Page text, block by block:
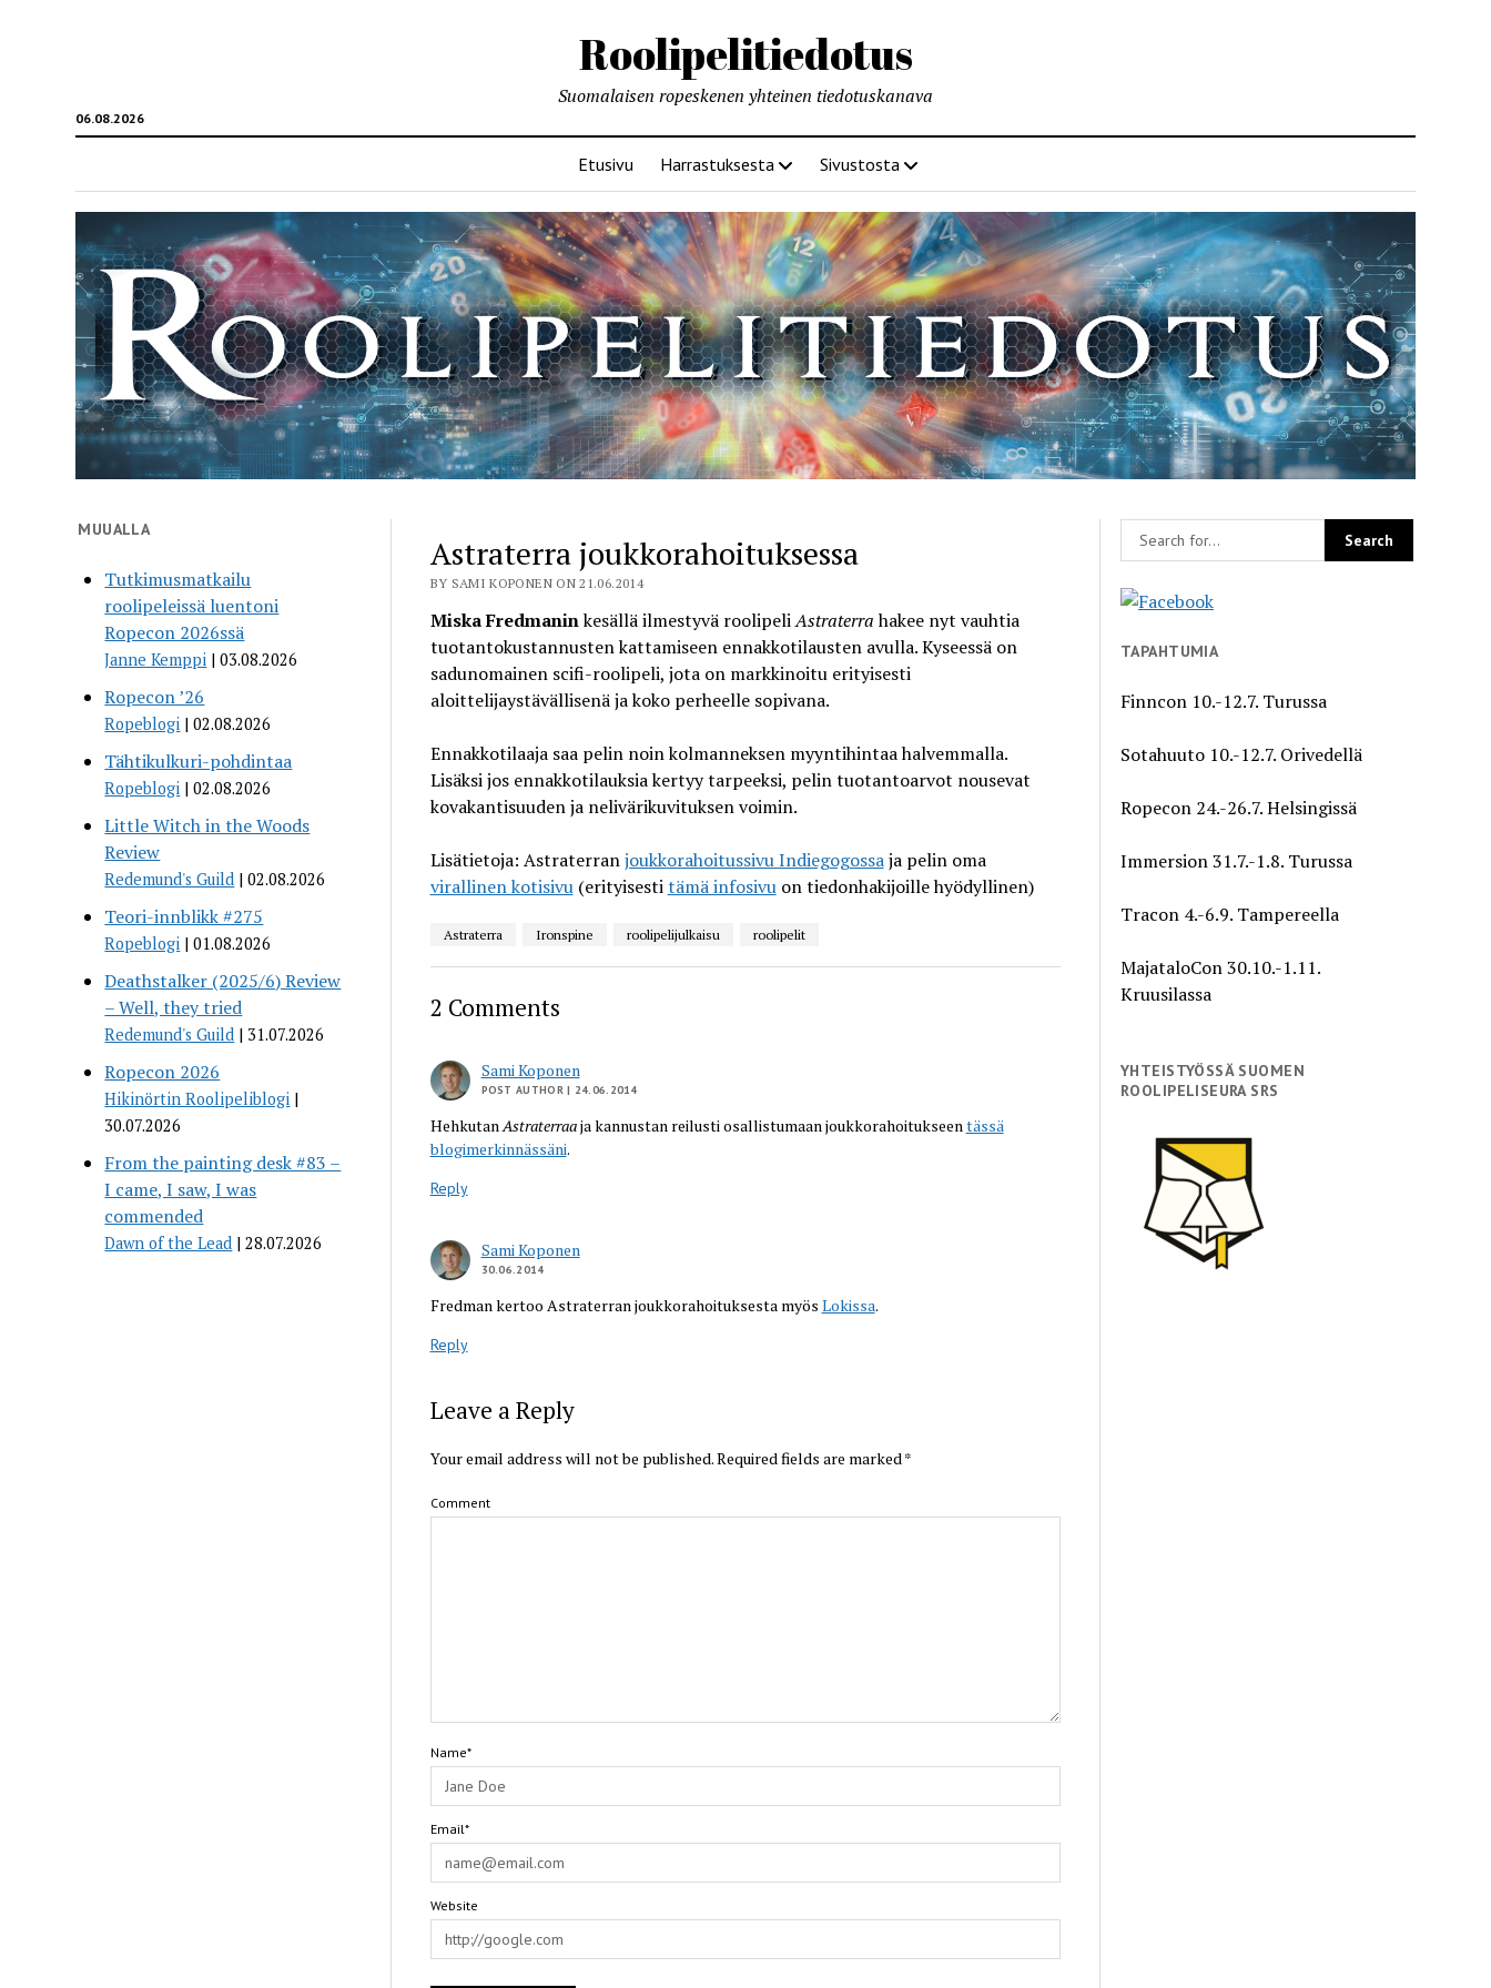
Roolipelitiedotus
06.08.2026
Suomalaisen ropeskenen yhteinen tiedotuskanava
Etusivu Harrastuksesta Sivustosta
MUUALLA
Tutkimusmatkailu
roolipeleissä luentoni
Ropecon 2026ssä
Janne Kemppi 03.08.2026
Ropecon ’26
Ropeblogi 02.08.2026
Tähtikulkuri-pohdintaa
Ropeblogi 02.08.2026
Little Witch in the Woods
Review
Redemund's Guild 02.08.2026
Teori-innblikk #275
Ropeblogi 01.08.2026
Deathstalker (2025/6) Review
– Well, they tried
Redemund's Guild 31.07.2026
Ropecon 2026
Hikinörtin Roolipeliblogi
30.07.2026
From the painting desk #83 –
I came, I saw, I was
commended
Dawn of the Lead 28.07.2026
Astraterra joukkorahoituksessa
BY SAMI KOPONEN ON 21.06.2014
Miska Fredmaninkesällä ilmestyvä roolipeliAstraterrahakee nyt vauhtia
tuotantokustannusten kattamiseen ennakkotilausten avulla. Kyseessä on
sadunomainen scifi-roolipeli, jota on markkinoitu erityisesti
aloittelijaystävällisenä ja koko perheelle sopivana.
Ennakkotilaaja saa pelin noin kolmanneksen myyntihintaa halvemmalla.
Lisäksi jos ennakkotilauksia kertyy tarpeeksi, pelin tuotantoarvot nousevat
kovakantisuuden ja nelivärikuvituksen voimin.
Lisätietoja: Astraterranjoukkorahoitussivu Indiegogossaja pelin oma
virallinen kotisivu(erityisestitämä infosivuon tiedonhakijoille hyödyllinen)
Astraterra Ironspine roolipelijulkaisu roolipelit
2 Comments
Sami Koponen
POST AUTHOR | 24.06.2014
Hehkutan Astraterraaja kannustan reilusti osallistumaan joukkorahoitukseen tässä
blogimerkinnässäni.
Reply
Sami Koponen
30.06.2014
Fredman kertoo Astraterran joukkorahoituksesta myös Lokissa.
Reply
Leave a Reply
Your email address will not be published.Required fields are marked *
Comment
Name*
Email*
Website
TAPAHTUMIA
Finncon 10.-12.7. Turussa
Sotahuuto 10.-12.7. Orivedellä
Ropecon 24.-26.7. Helsingissä
Immersion 31.7.-1.8. Turussa
Tracon 4.-6.9. Tampereella
MajataloCon 30.10.-1.11.
Kruusilassa
YHTEISTYÖSSÄ SUOMEN
ROOLIPELISEURA SRS